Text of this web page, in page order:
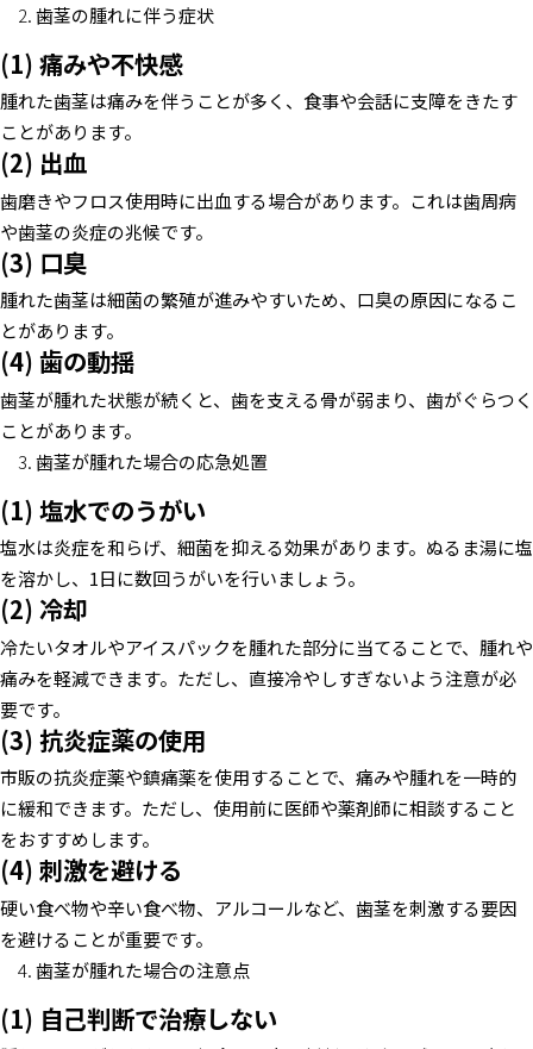
歯茎の腫れに伴う症状
(1) 痛みや不快感
腫れた歯茎は痛みを伴うことが多く、食事や会話に支障をきたす
ことがあります。
(2) 出血
歯磨きやフロス使用時に出血する場合があります。これは歯周病
や歯茎の炎症の兆候です。
(3) 口臭
腫れた歯茎は細菌の繁殖が進みやすいため、口臭の原因になるこ
とがあります。
(4) 歯の動揺
歯茎が腫れた状態が続くと、歯を支える骨が弱まり、歯がぐらつく
ことがあります。
歯茎が腫れた場合の応急処置
(1) 塩水でのうがい
塩水は炎症を和らげ、細菌を抑える効果があります。ぬるま湯に塩
を溶かし、1日に数回うがいを行いましょう。
(2) 冷却
冷たいタオルやアイスパックを腫れた部分に当てることで、腫れや
痛みを軽減できます。ただし、直接冷やしすぎないよう注意が必
要です。
(3) 抗炎症薬の使用
市販の抗炎症薬や鎮痛薬を使用することで、痛みや腫れを一時的
に緩和できます。ただし、使用前に医師や薬剤師に相談すること
をおすすめします。
(4) 刺激を避ける
硬い食べ物や辛い食べ物、アルコールなど、歯茎を刺激する要因
を避けることが重要です。
歯茎が腫れた場合の注意点
(1) 自己判断で治療しない